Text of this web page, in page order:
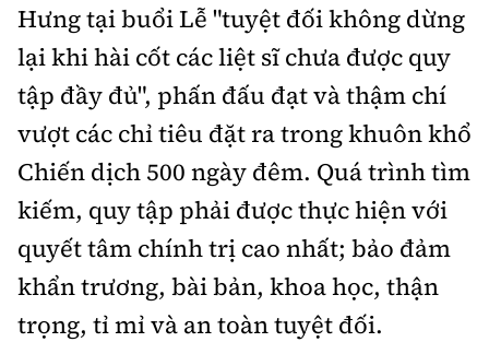
Hưng tại buổi Lễ "tuyệt đối không dừng
lại khi hài cốt các liệt sĩ chưa được quy
tập đầy đủ", phấn đấu đạt và thậm chí
vượt các chỉ tiêu đặt ra trong khuôn khổ
Chiến dịch 500 ngày đêm. Quá trình tìm
kiếm, quy tập phải được thực hiện với
quyết tâm chính trị cao nhất; bảo đảm
khẩn trương, bài bản, khoa học, thận
trọng, tỉ mỉ và an toàn tuyệt đối.